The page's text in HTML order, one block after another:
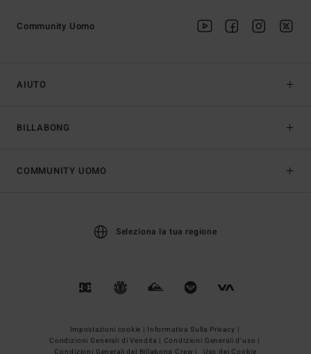
AIUTO
BILLABONG
Community Uomo
COMMUNITY UOMO
Seleziona la tua regione
Impostazioni cookie | Informativa Sulla Privacy |
Condizioni Generali di Vendita | Condizioni Generali d’uso |